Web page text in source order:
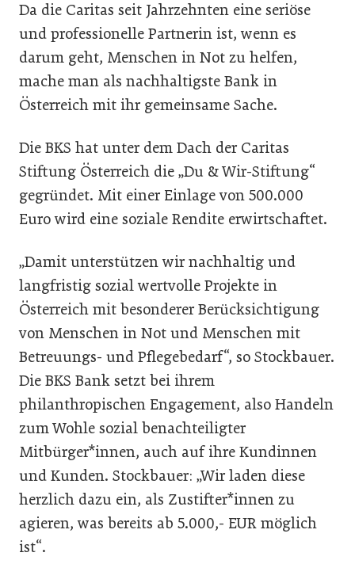
Da die Caritas seit Jahrzehnten eine seriöse
und professionelle Partnerin ist, wenn es
darum geht, Menschen in Not zu helfen,
mache man als nachhaltigste Bank in
Österreich mit ihr gemeinsame Sache.
Die BKS hat unter dem Dach der Caritas
Stiftung Österreich die „Du & Wir-Stiftung“
gegründet. Mit einer Einlage von 500.000
Euro wird eine soziale Rendite erwirtschaftet.
„Damit unterstützen wir nachhaltig und
langfristig sozial wertvolle Projekte in
Österreich mit besonderer Berücksichtigung
von Menschen in Not und Menschen mit
Betreuungs- und Pflegebedarf“, so Stockbauer.
Die BKS Bank setzt bei ihrem
philanthropischen Engagement, also Handeln
zum Wohle sozial benachteiligter
Mitbürger*innen, auch auf ihre Kundinnen
und Kunden. Stockbauer: „Wir laden diese
herzlich dazu ein, als Zustifter*innen zu
agieren, was bereits ab 5.000,- EUR möglich
ist“.